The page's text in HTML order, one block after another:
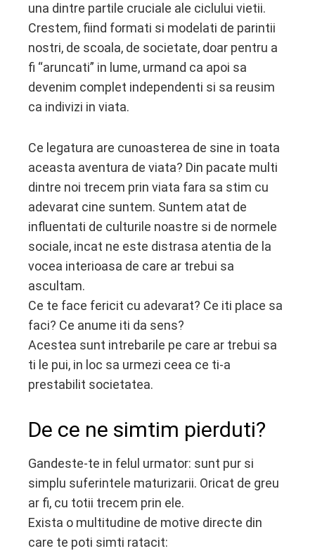
una dintre partile cruciale ale ciclului vietii.
Crestem, fiind formati si modelati de parintii
nostri, de scoala, de societate, doar pentru a
fi “aruncati” in lume, urmand ca apoi sa
devenim complet independenti si sa reusim
ca indivizi in viata.
Ce legatura are cunoasterea de sine in toata
aceasta aventura de viata? Din pacate multi
dintre noi trecem prin viata fara sa stim cu
adevarat cine suntem. Suntem atat de
influentati de culturile noastre si de normele
sociale, incat ne este distrasa atentia de la
vocea interioasa de care ar trebui sa
ascultam.
Ce te face fericit cu adevarat? Ce iti place sa
faci? Ce anume iti da sens?
Acestea sunt intrebarile pe care ar trebui sa
ti le pui, in loc sa urmezi ceea ce ti-a
prestabilit societatea.
De ce ne simtim pierduti?
Gandeste-te in felul urmator: sunt pur si
simplu suferintele maturizarii. Oricat de greu
ar fi, cu totii trecem prin ele.
Exista o multitudine de motive directe din
care te poti simti ratacit: